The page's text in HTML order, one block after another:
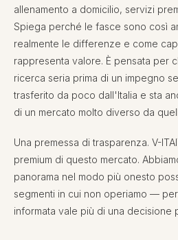
allenamento a domicilio, servizi
Spiega perché le fasce sono così
realmente le differenze e come
rappresenta valore. È pensata per
ricerca seria prima di un impegno
trasferito da poco dall'Italia e sta
di un mercato molto diverso da
Una premessa di trasparenza. V-
premium di questo mercato.
panorama nel modo più onesto
segmenti in cui non operiamo —
informata vale più di una decisione